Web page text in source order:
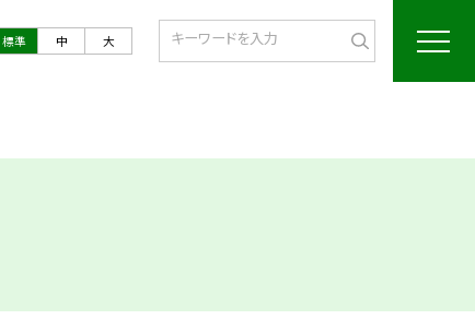
標準 中 大